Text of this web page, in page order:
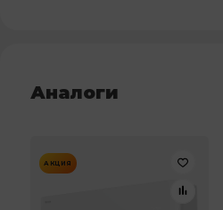
Аналоги
АКЦИЯ